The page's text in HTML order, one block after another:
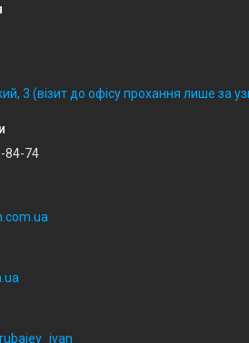
3 (візит до офісу прохання лише за
84-74